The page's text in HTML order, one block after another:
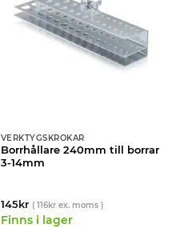
VERKTYGSKROKAR
Borrhållare 240mm till borrar
3-14mm
145kr ( 116krex. moms )
Finns i lager